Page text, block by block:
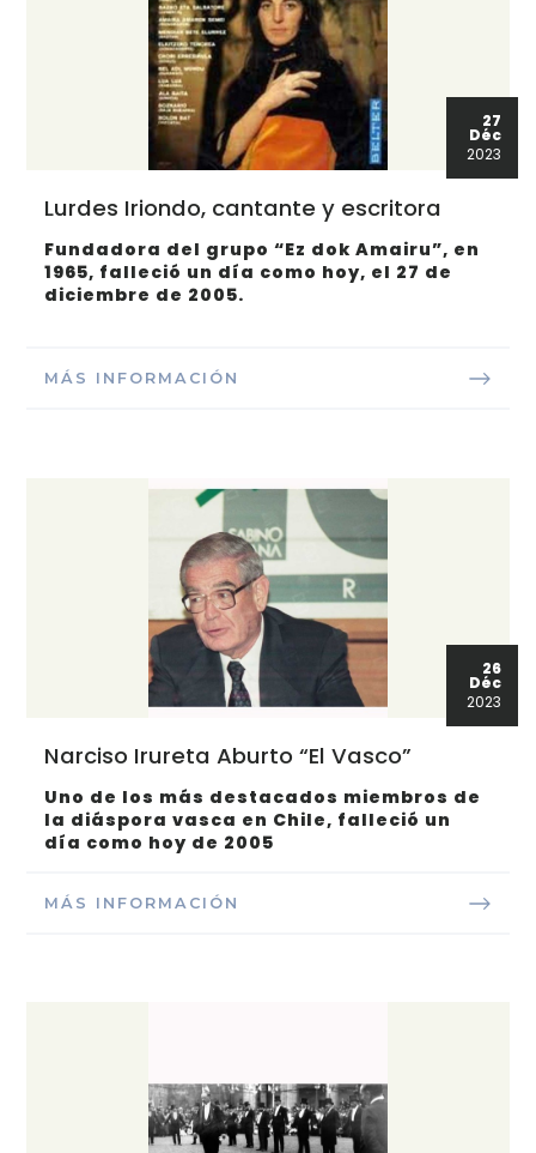
27
Déc
2023
Lurdes Iriondo, cantante y escritora
Fundadora del grupo “Ez dok Amairu”, en
1965, falleció un día como hoy, el 27 de
diciembre de 2005.
MÁS INFORMACIÓN
26
Déc
2023
Narciso Irureta Aburto “El Vasco”
Uno de los más destacados miembros de
la diáspora vasca en Chile, falleció un
día como hoy de 2005
MÁS INFORMACIÓN